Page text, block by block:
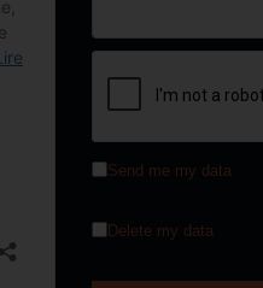
Send me my data
Delete my data